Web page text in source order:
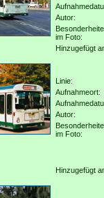
Autor:
im Foto:
Hinzugefügt
Linie:
Aufnahmeort:
Autor:
im Foto:
Hinzugefügt